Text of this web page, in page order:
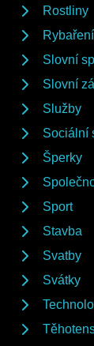
Rostliny
Rybaření
Slovní
Slovní
Služby
Sociální
Šperky
Sport
Stavba
Svatby
Svátky